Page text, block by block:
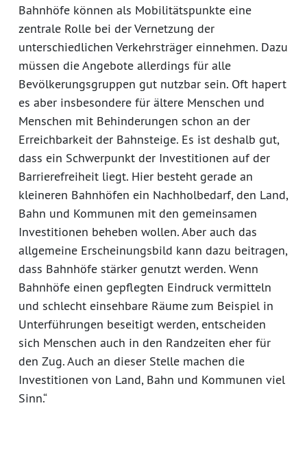
Bahnhöfe können als Mobilitätspunkte eine
zentrale Rolle bei der Vernetzung der
unterschiedlichen Verkehrsträger einnehmen. Dazu
müssen die Angebote allerdings für alle
Bevölkerungsgruppen gut nutzbar sein. Oft hapert
es aber insbesondere für ältere Menschen und
Menschen mit Behinderungen schon an der
Erreichbarkeit der Bahnsteige. Es ist deshalb gut,
dass ein Schwerpunkt der Investitionen auf der
Barrierefreiheit liegt. Hier besteht gerade an
kleineren Bahnhöfen ein Nachholbedarf, den Land,
Bahn und Kommunen mit den gemeinsamen
Investitionen beheben wollen. Aber auch das
allgemeine Erscheinungsbild kann dazu beitragen,
dass Bahnhöfe stärker genutzt werden. Wenn
Bahnhöfe einen gepflegten Eindruck vermitteln
und schlecht einsehbare Räume zum Beispiel in
Unterführungen beseitigt werden, entscheiden
sich Menschen auch in den Randzeiten eher für
den Zug. Auch an dieser Stelle machen die
Investitionen von Land, Bahn und Kommunen viel
Sinn.“